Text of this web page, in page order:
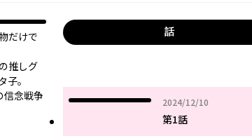
だけで
推しグ
。
信念戦争
話
2024/12/10
2024年12月10日
第1話